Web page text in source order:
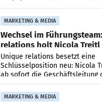
MARKETING & MEDIA
Wechsel im
relations holt Nicola
Geschäftsleitung
Unique relations besetzt eine
Schlüsselposition neu: Nicola
ab sofort die Geschäftsleitung
PR-Agentur an der Seite von
Anna Kalina-Mahr.
MARKETING & MEDIA